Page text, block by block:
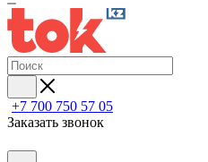
+7 700 750 57 05
Заказать звонок